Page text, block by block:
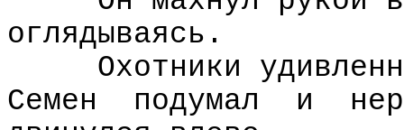
оглядываясь.
Охотники
Семен
подумал и